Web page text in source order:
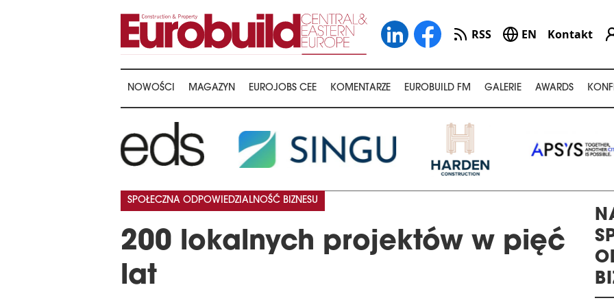
RSS EN Kontakt
NOWOŚCI MAGAZYN EUROJOBS CEE KOMENTARZE EUROBUILD FM GALERIE AWARDS
200 lokalnych projektów w pięć
lat
SPOŁECZNA ODPOWIEDZIALNOŚĆ BIZNESU